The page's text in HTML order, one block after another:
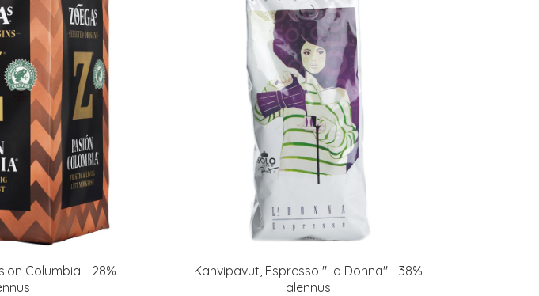
Columbia - 28%
Kahvipavut, Espresso "La Donna" - 38%
alennus